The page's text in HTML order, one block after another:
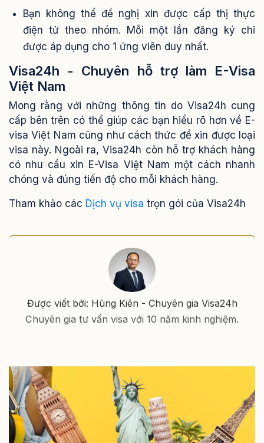
Bạn không thể đề nghị xin được cấp thị thực
điện tử theo nhóm. Mỗi một lần đăng ký chỉ
được áp dụng cho 1 ứng viên duy nhất.
Visa24h - Chuyên hỗ trợ làm E-Visa
Việt Nam
Mong rằng với những thông tin do Visa24h cung
cấp bên trên có thể giúp các bạn hiểu rõ hơn về E-
visa Việt Nam cũng như cách thức để xin được loại
visa này. Ngoài ra, Visa24h còn hỗ trợ khách hàng
có nhu cầu xin E-Visa Việt Nam một cách nhanh
chóng và đúng tiến độ cho mỗi khách hàng.
Tham khảo các Dịch vụ visa trọn gói của Visa24h
Được viết bởi: Hùng Kiên - Chuyên gia Visa24h
Chuyên gia tư vấn visa với 10 năm kinh nghiệm.